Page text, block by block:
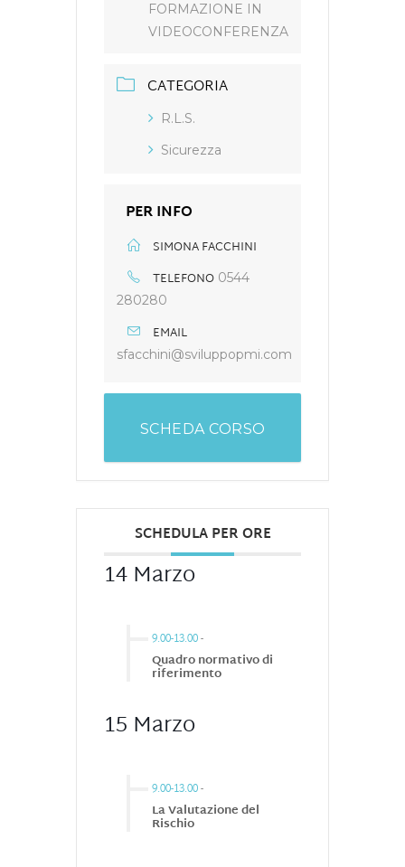
FORMAZIONE IN
VIDEOCONFERENZA
CATEGORIA
R.L.S.
Sicurezza
PER INFO
SIMONA FACCHINI
TELEFONO 0544
280280
EMAIL
sfacchini@sviluppopmi.com
SCHEDA CORSO
SCHEDULA PER ORE
14 Marzo
9.00-13.00-
Quadro normativo di
riferimento
15 Marzo
9.00-13.00-
La Valutazione del
Rischio